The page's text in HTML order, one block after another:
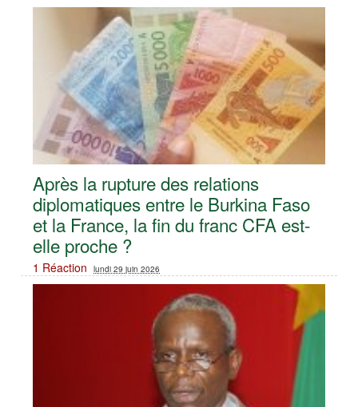
Après la rupture des relations
diplomatiques entre le Burkina Faso
et la France, la fin du franc CFA est-
elle proche ?
1 Réaction lundi 29 juin 2026